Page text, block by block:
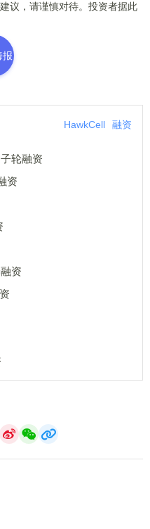
，请谨慎对待。投资者据此
报
HawkCell 融资
轮融资
资
资